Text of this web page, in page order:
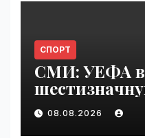
СПОРТ
СМИ: УЕФА
любовнице
VseTime.ru
08.08.2026